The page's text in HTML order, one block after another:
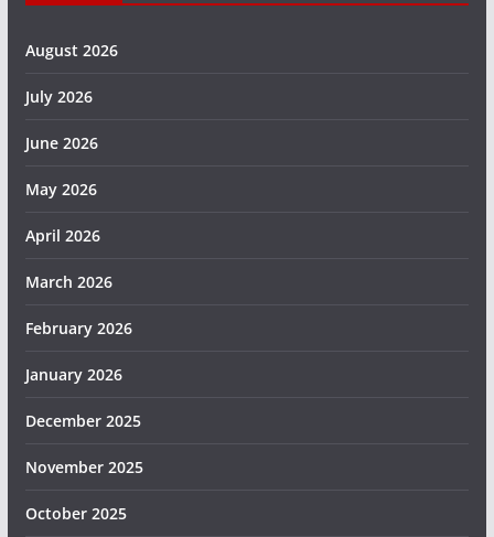
August 2026
July 2026
June 2026
May 2026
April 2026
March 2026
February 2026
January 2026
December 2025
November 2025
October 2025